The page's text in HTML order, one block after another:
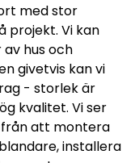
med stor
projekt. Vi kan
hus och
givetvis kan vi
- storlek är
kvalitet. Vi ser
att montera
installera